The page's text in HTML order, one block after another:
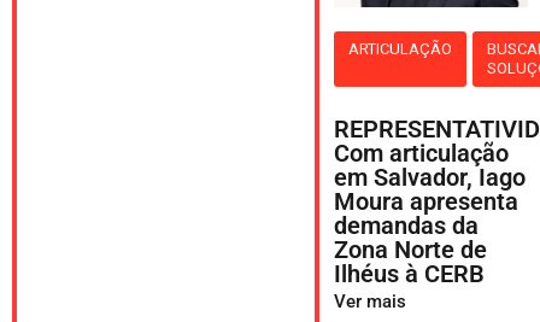
ARTICULAÇÃO
Com articulação
em Salvador, Iago
Moura apresenta
demandas da
Zona Norte de
Ilhéus à CERB
Ver mais